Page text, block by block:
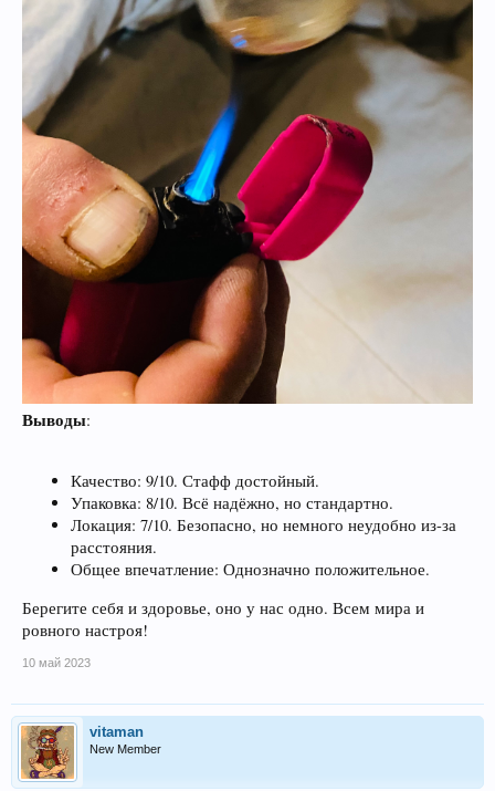
Выводы:
Качество: 9/10. Стафф достойный.
Упаковка: 8/10. Всё надёжно, но стандартно.
Локация: 7/10. Безопасно, но немного неудобно из-за
расстояния.
Общее впечатление: Однозначно положительное.
Берегите себя и здоровье, оно у нас одно. Всем мира и
ровного настроя!
10 май 2023
vitaman
New Member